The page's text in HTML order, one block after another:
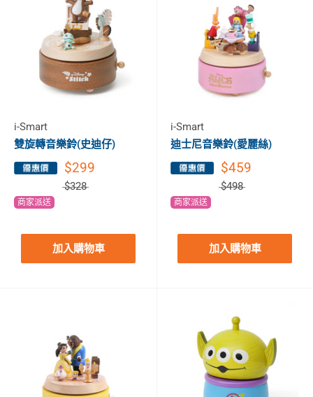
i-Smart
雙旋轉音樂鈴(史迪仔)
$299
$328
商家派送
加入購物車
i-Smart
迪士尼音樂鈴(愛麗絲)
$459
$498
商家派送
加入購物車